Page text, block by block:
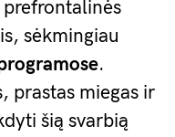
sėkmingiau
.
prastas miegas ir
šią svarbią